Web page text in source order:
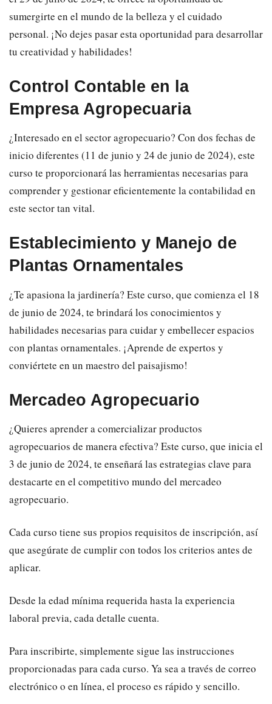
sumergirte en el mundo de la belleza y el cuidado
personal. ¡No dejes pasar esta oportunidad para desarrollar
tu creatividad y habilidades!
Control Contable en la
Empresa Agropecuaria
¿Interesado en el sector agropecuario? Con dos fechas de
inicio diferentes (11 de junio y 24 de junio de 2024), este
curso te proporcionará las herramientas necesarias para
comprender y gestionar eficientemente la contabilidad en
este sector tan vital.
Establecimiento y Manejo de
Plantas Ornamentales
¿Te apasiona la jardinería? Este curso, que comienza el 18
de junio de 2024, te brindará los conocimientos y
habilidades necesarias para cuidar y embellecer espacios
con plantas ornamentales. ¡Aprende de expertos y
conviértete en un maestro del paisajismo!
Mercadeo Agropecuario
¿Quieres aprender a comercializar productos
agropecuarios de manera efectiva? Este curso, que inicia el
3 de junio de 2024, te enseñará las estrategias clave para
destacarte en el competitivo mundo del mercadeo
agropecuario.
Cada curso tiene sus propios requisitos de inscripción, así
que asegúrate de cumplir con todos los criterios antes de
aplicar.
Desde la edad mínima requerida hasta la experiencia
laboral previa, cada detalle cuenta.
Para inscribirte, simplemente sigue las instrucciones
proporcionadas para cada curso. Ya sea a través de correo
electrónico o en línea, el proceso es rápido y sencillo.